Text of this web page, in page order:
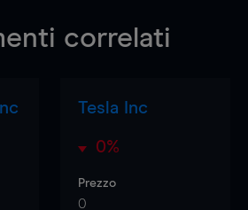
correlati
Tesla Inc
0%
Prezzo
0